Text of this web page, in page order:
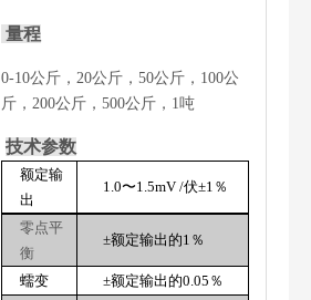
量程
0-10公斤，20公斤，50公斤，100公
斤，200公斤，500公斤，1吨
技术参数
额定输
出
1.0〜1.5mV /伏±1％
零点平
衡
±额定输出的1％
蠕变 ±额定输出的0.05％